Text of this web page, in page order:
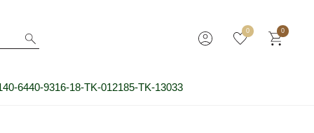
0 0
6440-9316-18-TK-012185-TK-13033